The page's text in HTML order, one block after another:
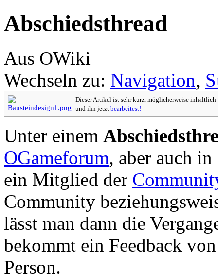
Abschiedsthread
Aus OWiki
Wechseln zu: Navigation,
Dieser Artikel ist sehr kurz, möglicherweise
und ihn jetzt bearbeitest!
Unter einem
OGameforum, aber auch
ein Mitglied der
Community
lässt man dann die
bekommt ein Feedback
Person.